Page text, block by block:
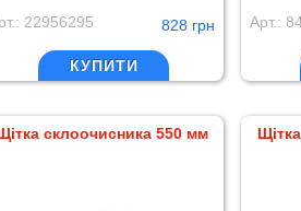
22956295 828 грн
КУПИТИ
Арт.:
склоочисника 550 мм